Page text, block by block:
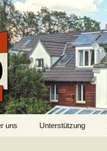
uns Unterstützung